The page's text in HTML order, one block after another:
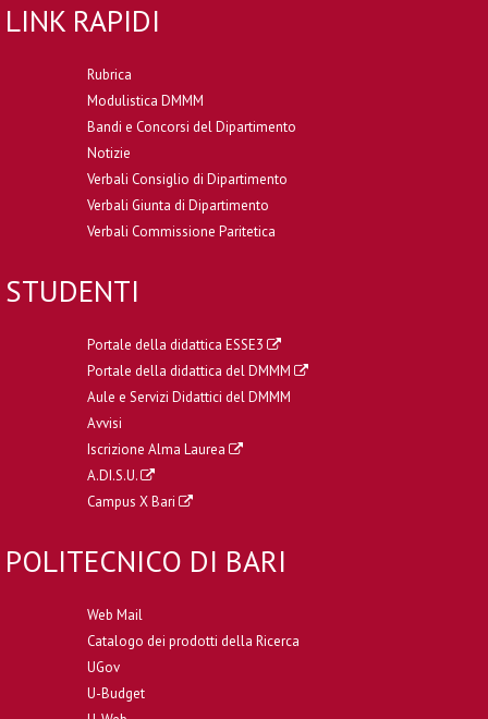
LINK RAPIDI
Rubrica
Modulistica DMMM
Bandi e Concorsi del Dipartimento
Notizie
Verbali Consiglio di Dipartimento
Verbali Giunta di Dipartimento
Verbali Commissione Paritetica
STUDENTI
Portale della didattica ESSE3
Portale della didattica del DMMM
Aule e Servizi Didattici del DMMM
Avvisi
Iscrizione Alma Laurea
A.DI.S.U.
Campus X Bari
POLITECNICO DI BARI
Web Mail
Catalogo dei prodotti della Ricerca
UGov
U-Budget